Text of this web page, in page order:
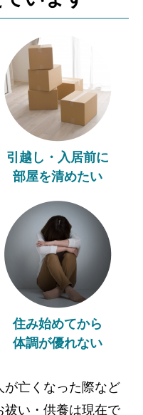
引越し・入居前に
部屋を清めたい
住み始めてから
体調が優れない
が亡くなった際など
祓い・供養は現在で